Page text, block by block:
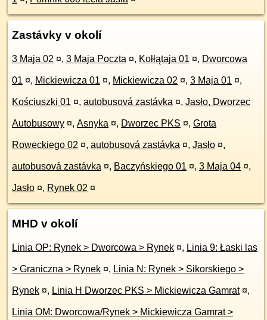
Zastávky v okolí
3 Maja 02 ¤, 3 Maja Poczta ¤, Kołłątaja 01 ¤, Dworcowa
01 ¤, Mickiewicza 01 ¤, Mickiewicza 02 ¤, 3 Maja 01 ¤,
Kościuszki 01 ¤, autobusová zastávka ¤, Jasło, Dworzec
Autobusowy ¤, Asnyka ¤, Dworzec PKS ¤, Grota
Roweckiego 02 ¤, autobusová zastávka ¤, Jasło ¤,
autobusová zastávka ¤, Baczyńskiego 01 ¤, 3 Maja 04 ¤,
Jasło ¤, Rynek 02 ¤
MHD v okolí
Linia OP: Rynek > Dworcowa > Rynek ¤, Linia 9: Łaski las
> Graniczna > Rynek ¤, Linia N: Rynek > Sikorskiego >
Rynek ¤, Linia H Dworzec PKS > Mickiewicza Gamrat ¤,
Linia OM: Dworcowa/Rynek > Mickiewicza Gamrat >